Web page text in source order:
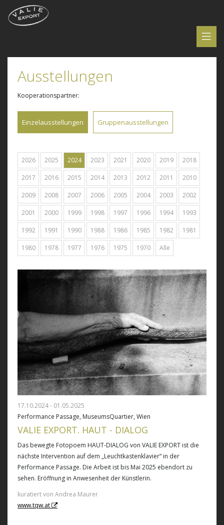
Ausstellungen
Kooperationspartner:
Einzelausstellungen Gruppenausstellungen
2026 2025 2024 2023 2021 2020 2019 2018
2017 2016 2015 2014 2013 2012 2011 2010
2009 2008 2007 2006 2005 2004 2003 2002
2001 2000 1999 1998 1997 1996 1994 1993
1992 1991 1990 1988 1986 1985 1982 1981
1980 1978 1977 1976 1975 1970 Alle
17.10.2024 - 01.05.2025
Performance Passage, MuseumsQuartier, Wien
VALIE EXPORT. HAUT - DIALOG
Das bewegte Fotopoem HAUT-DIALOG von VALIE EXPORT ist die
nächste Intervention auf dem „Leuchtkastenklavier“ in der
Performance Passage. Die Arbeit ist bis Mai 2025 ebendort zu
sehen. Eröffnung in Anwesenheit der Künstlerin.
kuratiert von Andrea Maurer
www.tqw.at